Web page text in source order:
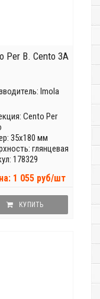
Per B. Cento 3A
Imola
Cento Per
35x180 мм
глянцевая
178329
1 055 руб/шт
КУПИТЬ